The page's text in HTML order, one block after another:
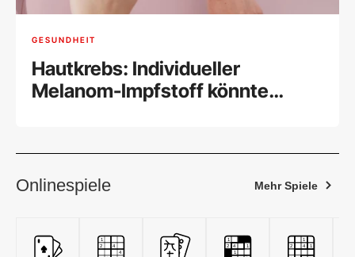
GESUNDHEIT
Hautkrebs: Individueller
Melanom-Impfstoff könnte
Onlinespiele Mehr Spiele